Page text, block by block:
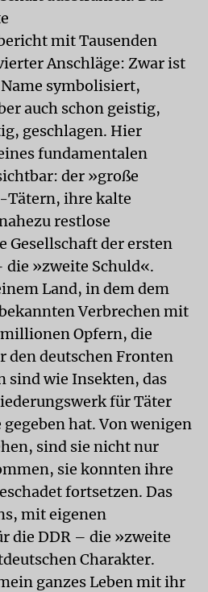
mit Tausenden
Anschläge: Zwar ist
symbolisiert,
auch schon geistig,
geschlagen. Hier
fundamentalen
der »große
Tätern, ihre kalte
restlose
Gesellschaft der ersten
»zweite Schuld«.
Land, in dem dem
Verbrechen mit
Opfern, die
deutschen Fronten
sind wie Insekten, das
für Täter
hat. Von wenigen
sind sie nicht nur
sie konnten ihre
fortsetzen. Das
mit eigenen
die DDR – die »zweite
Charakter.
ganzes Leben mit ihr